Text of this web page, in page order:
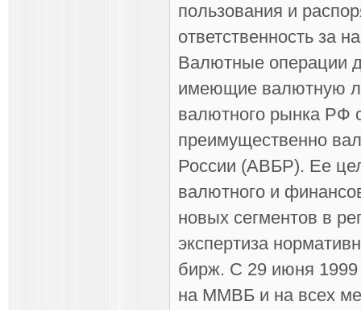
пользования и
ответственность за
Валютные операции
имеющие валютную
валютного рынка РФ
преимущественно
России (АВБР). Ее
валютного и
новых сегментов в
экспертиза
бирж. С 29 июня 1999
на ММВБ и на всех